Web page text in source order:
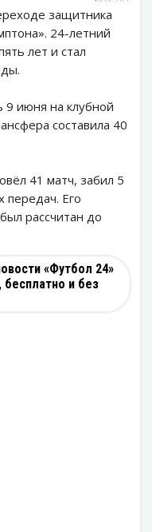
защитника
24-летний
лет и стал
9 июня на клубной
составила 40
41 матч, забил 5
передач. Его
рассчитан до
«Футбол 24»
и без